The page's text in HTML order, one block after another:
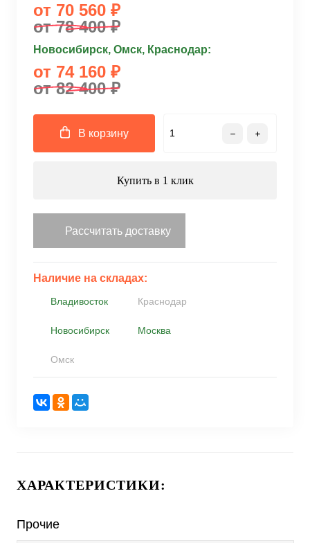
от 70 560 ₽
от 78 400 ₽
Новосибирск, Омск, Краснодар:
от 74 160 ₽
от 82 400 ₽
В корзину
Купить в 1 клик
Рассчитать доставку
Наличие на складах:
Владивосток Краснодар
Новосибирск Москва
Омск
ХАРАКТЕРИСТИКИ:
Прочие